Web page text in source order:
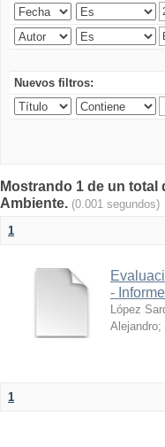
Nuevos filtros:
Mostrando 1 de un
Ambiente. (0.001 segundos)
1
-
López
Alejandro;
1